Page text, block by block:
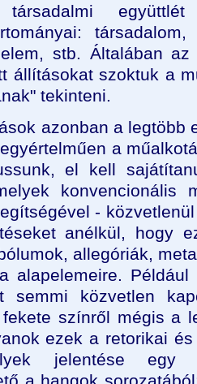
társadalmi
stb. Általában
állításokat szoktuk a
tekinteni.
azonban a legtöbb
a
el kell
konvencionális
-
anélkül, hogy
allegóriák,
alapelemeire.
semmi közvetlen
színről mégis a
ezek a retorikai
jelentése
a hangok